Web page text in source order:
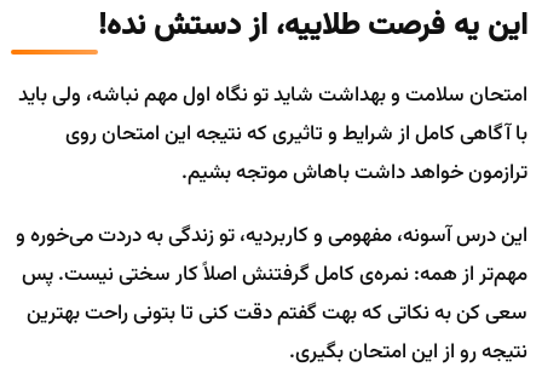
این یه فرصت طلاییه، از دستش نده!
امتحان سلامت و بهداشت شاید تو نگاه اول مهم نباشه، ولی باید
با آگاهی کامل از شرایط و تاثیری که نتیجه این امتحان روی
ترازمون خواهد داشت باهاش موتجه بشیم.
این درس آسونه، مفهومی و کاربردیه، تو زندگی به دردت می‌خوره و
مهم‌تر از همه: نمره‌ی کامل گرفتنش اصلاً کار سختی نیست. پس
سعی کن به نکاتی که بهت گفتم دقت کنی تا بتونی راحت بهترین
نتیجه رو از این امتحان بگیری.